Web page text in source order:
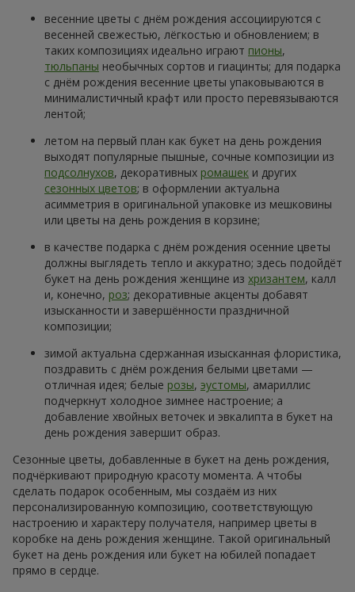
весенние цветы с днём рождения ассоциируются с
весенней свежестью, лёгкостью и обновлением; в
таких композициях идеально играют пионы,
тюльпаны необычных сортов и гиацинты; для подарка
с днём рождения весенние цветы упаковываются в
минималистичный крафт или просто перевязываются
лентой;
летом на первый план как букет на день рождения
выходят популярные пышные, сочные композиции из
подсолнухов, декоративных ромашек и других
сезонных цветов; в оформлении актуальна
асимметрия в оригинальной упаковке из мешковины
или цветы на день рождения в корзине;
в качестве подарка с днём рождения осенние цветы
должны выглядеть тепло и аккуратно; здесь подойдёт
букет на день рождения женщине из хризантем, калл
и, конечно, роз; декоративные акценты добавят
изысканности и завершённости праздничной
композиции;
зимой актуальна сдержанная изысканная флористика,
поздравить с днём рождения белыми цветами —
отличная идея; белые розы, эустомы, амариллис
подчеркнут холодное зимнее настроение; а
добавление хвойных веточек и эвкалипта в букет на
день рождения завершит образ.
Сезонные цветы, добавленные в букет на день рождения,
подчёркивают природную красоту момента. А чтобы
сделать подарок особенным, мы создаём из них
персонализированную композицию, соответствующую
настроению и характеру получателя, например цветы в
коробке на день рождения женщине. Такой оригинальный
букет на день рождения или букет на юбилей попадает
прямо в сердце.